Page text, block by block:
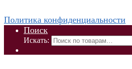
Политика конфиденциальности
Поиск
Искать: